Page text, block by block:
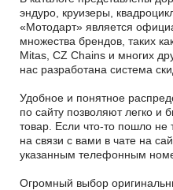
эндуро, круизеры,
«Мотодарт» является
множества брендов, таких
Mitas, CZ Chains и многих
нас разработана система
Удобное и понятное
по сайту позволяют легко и
товар. Если что-то пошло
на связи с вами в чате на
указанным телефонным
Огромный выбор